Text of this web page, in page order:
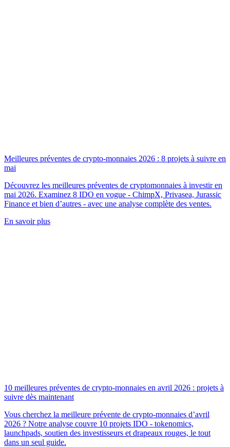
Meilleures préventes de crypto-monnaies 2026 : 8 projets à suivre en
mai
Découvrez les meilleures préventes de cryptomonnaies à investir en
mai 2026. Examinez 8 IDO en vogue - ChimpX, Privasea, Jurassic
Finance et bien d’autres - avec une analyse complète des ventes.
En savoir plus
10 meilleures préventes de crypto-monnaies en avril 2026 : projets à
suivre dès maintenant
Vous cherchez la meilleure prévente de crypto-monnaies d’avril
2026 ? Notre analyse couvre 10 projets IDO - tokenomics,
launchpads, soutien des investisseurs et drapeaux rouges, le tout
dans un seul guide.